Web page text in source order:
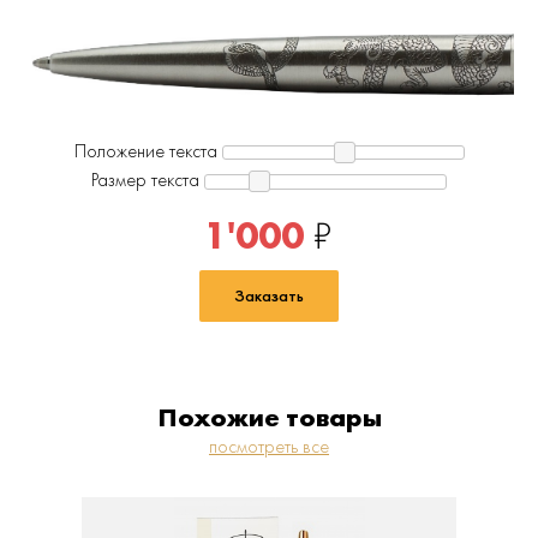
Положение текста
Размер текста
1'000 ₽
Заказать
Похожие товары
посмотреть все